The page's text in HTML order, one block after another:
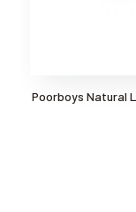
Poorboys Natural